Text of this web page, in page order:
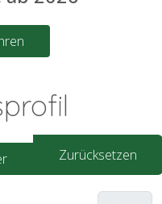
Zurücksetzen